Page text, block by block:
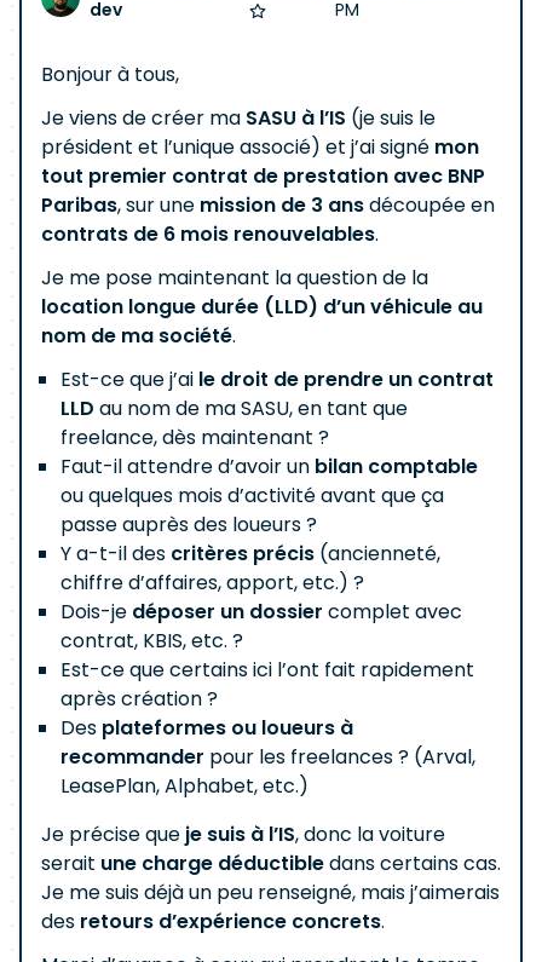
dev
PM
Bonjour à tous,
Je viens de créer ma SASU à l’IS (je suis le
président et l’unique associé) et j’ai signé mon
tout premier contrat de prestation avec BNP
Paribas, sur une mission de 3 ansdécoupée en
contrats de 6 mois renouvelables.
Je me pose maintenant la question de la
location longue durée (LLD) d’un véhicule au
nom de ma société.
Est-ce que j’ai le droit de prendre un contrat
LLD au nom de ma SASU, en tant que
freelance, dès maintenant ?
Faut-il attendre d’avoir un bilan comptable
ou quelques mois d’activité avant que ça
passe auprès des loueurs ?
Y a-t-il des critères précis (ancienneté,
chiffre d’affaires, apport, etc.) ?
Dois-je déposer un dossier complet avec
contrat, KBIS, etc. ?
Est-ce que certains ici l’ont fait rapidement
après création ?
Des plateformes ou loueurs à
recommander pour les freelances ? (Arval,
LeasePlan, Alphabet, etc.)
Je précise que je suis à l’IS, donc la voiture
serait une charge déductibledans certains cas.
Je me suis déjà un peu renseigné, mais j’aimerais
des retours d’expérience concrets.